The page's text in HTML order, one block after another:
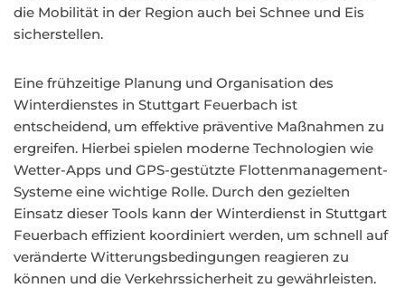
die Mobilität in der Region auch bei Schnee und Eis
sicherstellen.
Eine frühzeitige Planung und Organisation des
Winterdienstes in Stuttgart Feuerbach ist
entscheidend, um effektive präventive Maßnahmen zu
ergreifen. Hierbei spielen moderne Technologien wie
Wetter-Apps und GPS-gestützte Flottenmanagement-
Systeme eine wichtige Rolle. Durch den gezielten
Einsatz dieser Tools kann der Winterdienst in Stuttgart
Feuerbach effizient koordiniert werden, um schnell auf
veränderte Witterungsbedingungen reagieren zu
können und die Verkehrssicherheit zu gewährleisten.